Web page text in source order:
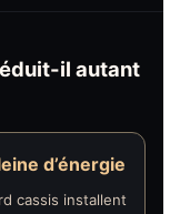
il autant
d’énergie
cassis installent